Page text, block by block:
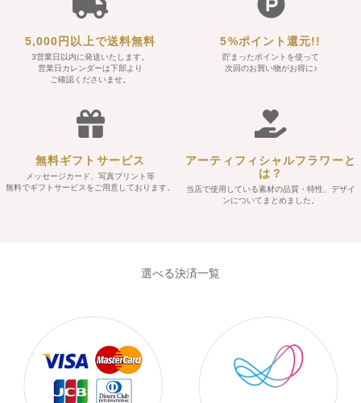
5,000円以上で送料無料
3営業日以内に発送いたします。
営業日カレンダーは下部より
ご確認くださいませ。
5%ポイント還元!!
貯まったポイントを使って
次回のお買い物がお得に♪
無料ギフトサービス
メッセージカード、写真プリント等
無料でギフトサービスをご用意しております。
アーティフィシャルフラワーと
は？
当店で使用している素材の品質・特性、デザイ
ンについてまとめました。
選べる決済一覧